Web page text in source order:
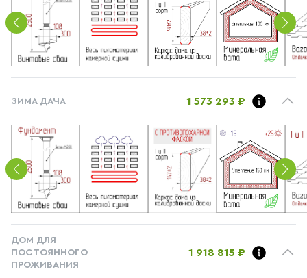
ЗИМА ДАЧА 1 573 293 ₽
ДОМ ДЛЯ
ПОСТОЯННОГО
ПРОЖИВАНИЯ
1 918 815 ₽